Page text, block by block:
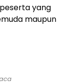
yang
maupun